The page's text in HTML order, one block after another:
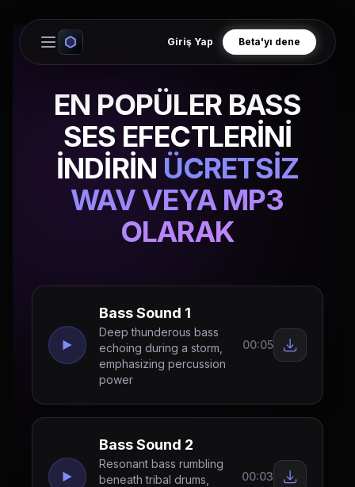
Open main menu
Giriş Yap Beta'yı dene
EN POPÜLER BASS
SES EFECTLERİNİ
İNDİRİN ÜCRETSİZ
WAV VEYA MP3
OLARAK
Bass Sound 1
Deep thunderous bass
echoing during a storm,
emphasizing percussion
power
00:05
Bass Sound 2
Resonant bass rumbling
beneath tribal drums,
00:03